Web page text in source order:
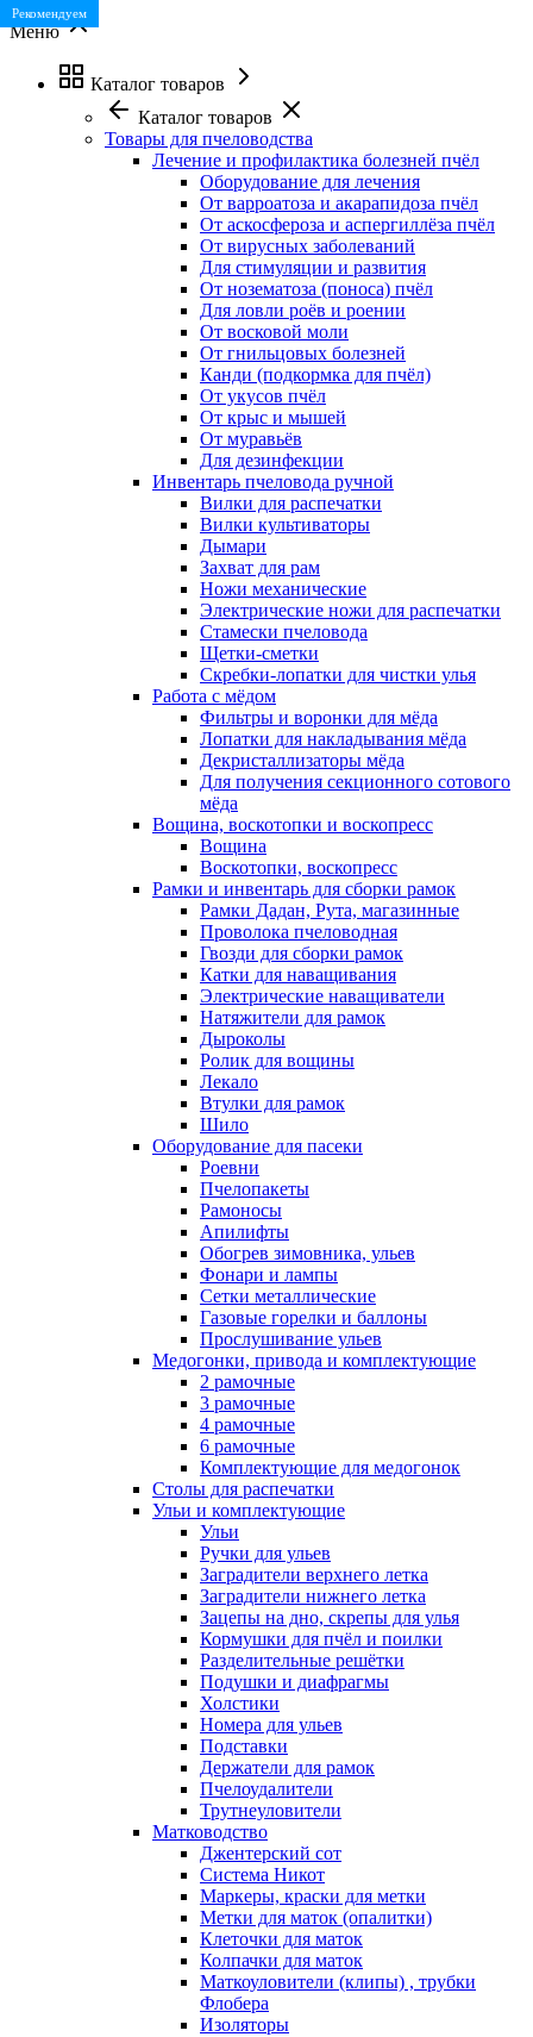
Меню
Каталог товаров
Каталог товаров
Товары для пчеловодства
Лечение и профилактика болезней пчёл
Оборудование для лечения
От варроатоза и акарапидоза пчёл
От аскосфероза и аспергиллёза пчёл
От вирусных заболеваний
Для стимуляции и развития
От нозематоза (поноса) пчёл
Для ловли роёв и роении
От восковой моли
От гнильцовых болезней
Канди (подкормка для пчёл)
От укусов пчёл
От крыс и мышей
От муравьёв
Для дезинфекции
Инвентарь пчеловода ручной
Вилки для распечатки
Вилки культиваторы
Дымари
Захват для рам
Ножи механические
Электрические ножи для распечатки
Стамески пчеловода
Щетки-сметки
Скребки-лопатки для чистки улья
Работа с мёдом
Фильтры и воронки для мёда
Лопатки для накладывания мёда
Декристаллизаторы мёда
Для получения секционного сотового
мёда
Вощина, воскотопки и воскопресс
Вощина
Воскотопки, воскопресс
Рамки и инвентарь для сборки рамок
Рамки Дадан, Рута, магазинные
Проволока пчеловодная
Гвозди для сборки рамок
Катки для наващивания
Электрические наващиватели
Натяжители для рамок
Дыроколы
Ролик для вощины
Лекало
Втулки для рамок
Шило
Оборудование для пасеки
Роевни
Пчелопакеты
Рамоносы
Апилифты
Обогрев зимовника, ульев
Фонари и лампы
Сетки металлические
Газовые горелки и баллоны
Прослушивание ульев
Медогонки, привода и комплектующие
2 рамочные
3 рамочные
4 рамочные
6 рамочные
Комплектующие для медогонок
Столы для распечатки
Ульи и комплектующие
Ульи
Ручки для ульев
Заградители верхнего летка
Заградители нижнего летка
Зацепы на дно, скрепы для улья
Кормушки для пчёл и поилки
Разделительные решётки
Подушки и диафрагмы
Холстики
Номера для ульев
Подставки
Держатели для рамок
Пчелоудалители
Трутнеуловители
Матководство
Джентерский сот
Система Никот
Маркеры, краски для метки
Метки для маток (опалитки)
Клеточки для маток
Колпачки для маток
Маткоуловители (клипы) , трубки
Флобера
Изоляторы
Хит продаж
Рекомендуем